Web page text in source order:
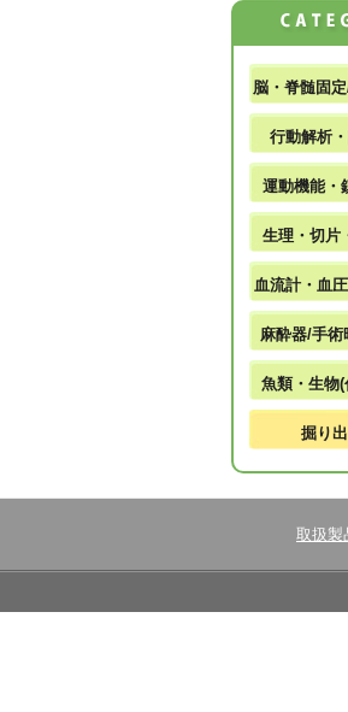
脳・脊髄固
行動解析
運動機能・
生理・切片
血流計・血
麻酔器/手術
魚類・生物
掘り
取扱製